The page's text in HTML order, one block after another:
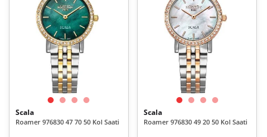
Scala
Roamer 976830 47 70 50 Kol Saati
Scala
Roamer 976830 49 20 50 Kol Saati